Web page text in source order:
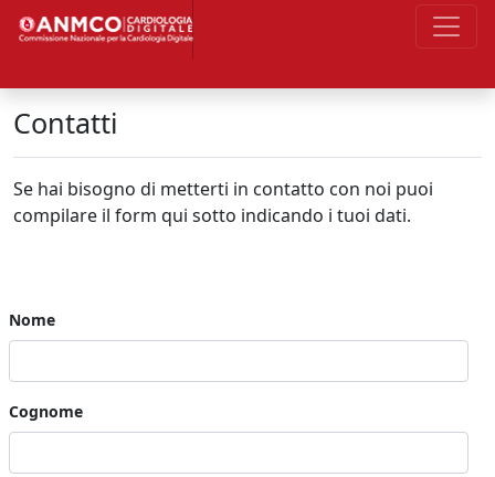
Contatti
Se hai bisogno di metterti in contatto con noi puoi
compilare il form qui sotto indicando i tuoi dati.
Nome
Cognome